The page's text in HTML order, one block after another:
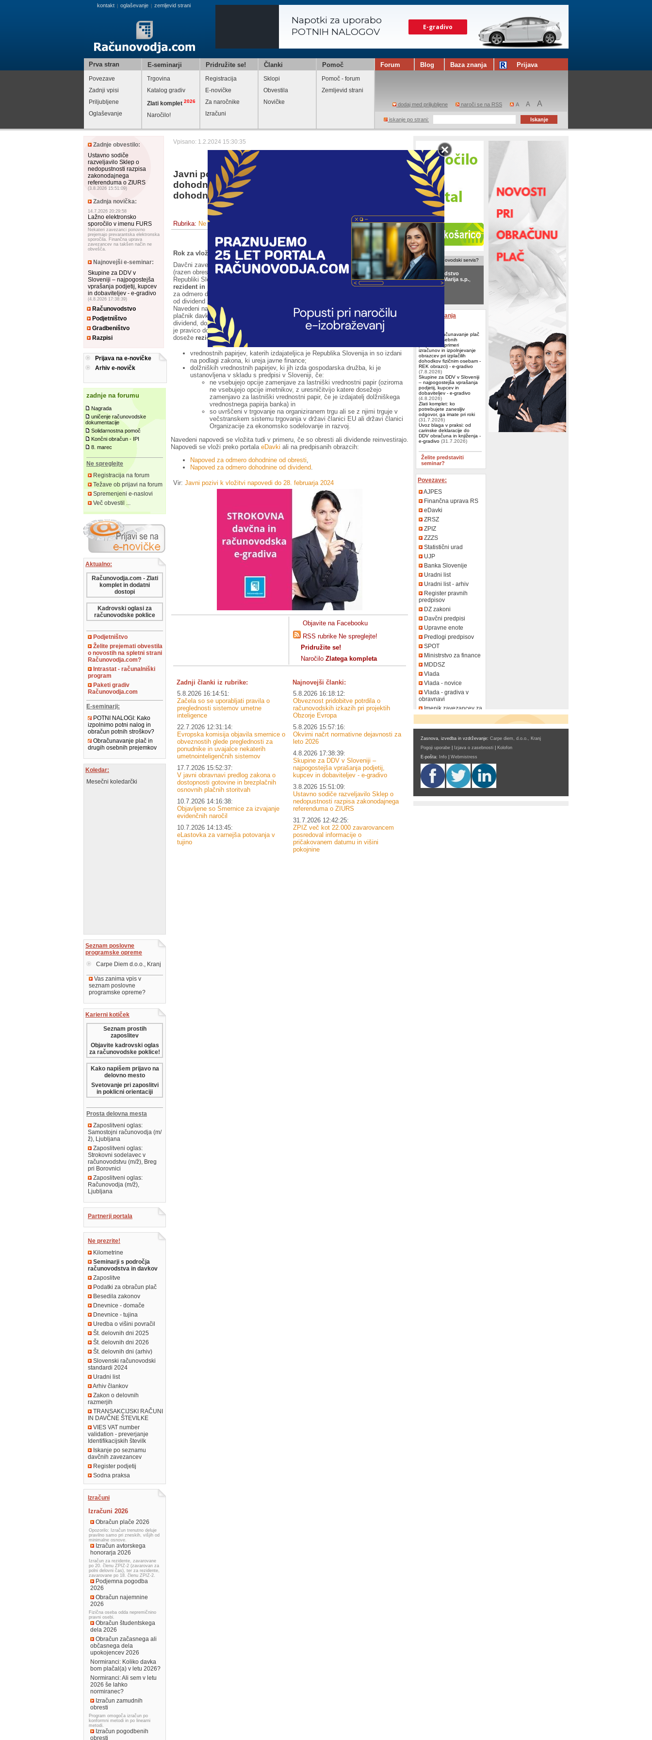
kontakt oglaševanje zemljevid strani
Prva stran E-seminarji Pridružite se! Članki Pomoč Forum Blog Baza znanja Prijava
Povezave
Zadnji vpisi
Priljubljene
Oglaševanje
Trgovina
Katalog gradiv
Zlati komplet 2026
Naročilo!
Registracija
E-novičke
Za naročnike
Izračuni
Sklopi
Obvestila
Novičke
Pomoč - forum
Zemljevid strani
dodaj med priljubljene naroči se na RSS A A A
iskanje po strani:
Zadnje obvestilo:
Ustavno sodiče
razveljavilo Sklep o
nedopustnosti razpisa
zakonodajnega
referenduma o ZIURS
(3.8.2026 15:51:09)
Zadnja novička:
14.7.2026 20:29:58
Lažno elektronsko
sporočilo v imenu FURS
Nekateri zavezanci ponovno
prejemajo prevarantska elektronska
sporočila. Finančna uprava
zavezancev na takšen način ne
obvešča.
Najnovejši e-seminar:
Skupine za DDV v
Sloveniji – najpogostejša
vprašanja podjetij, kupcev
in dobaviteljev - e-gradivo
(4.8.2026 17:38:39)
Računovodstvo
Podjetništvo
Gradbeništvo
Razpisi
Prijava na e-novičke
Arhiv e-novičk
zadnje na forumu
Nagrada
uničenje računovodske
dokumentacije
Solidarnostna pomoč
Končni obračun - IPI
8. marec
Ne spreglejte
Registracija na forum
Težave ob prijavi na forum
Spremenjeni e-naslovi
Več obvestil ...
Aktualno:
Računovodja.com - Zlati
komplet in dodatni
dostopi
Kadrovski oglasi za
računovodske poklice
Podjetništvo
Želite prejemati obvestila
o novostih na spletni strani
Računovodja.com?
Intrastat - računalniški
program
Paketi gradiv
Računovodja.com
E-seminarji:
POTNI NALOGI: Kako
izpolnimo potni nalog in
obračun potnih stroškov?
Obračunavanje plač in
drugih osebnih prejemkov
Koledar:
Mesečni koledarčki
Seznam poslovne
programske opreme
Carpe Diem d.o.o., Kranj
Vas zanima vpis v
seznam poslovne
programske opreme?
Karierni kotiček
Seznam prostih
zaposlitev
Objavite kadrovski oglas
za računovodske poklice!
Kako napišem prijavo na
delovno mesto
Svetovanje pri zaposlitvi
in poklicni orientaciji
Prosta delovna mesta
Zaposlitveni oglas:
Samostojni računovodja (m/
ž), Ljubljana
Zaposlitveni oglas:
Strokovni sodelavec v
računovodstvu (m/ž), Breg
pri Borovnici
Zaposlitveni oglas:
Računovodja (m/ž),
Ljubljana
Partnerji portala
Ne prezrite!
Kilometrine
Seminarji s področja
računovodstva in davkov
Zaposlitve
Podatki za obračun plač
Besedila zakonov
Dnevnice - domače
Dnevnice - tujina
Uredba o višini povračil
Št. delovnih dni 2025
Št. delovnih dni 2026
Št. delovnih dni (arhiv)
Slovenski računovodski
standardi 2024
Uradni list
Arhiv člankov
Zakon o delovnih
razmerjih
TRANSAKCIJSKI RAČUNI
IN DAVČNE ŠTEVILKE
VIES VAT number
validation - preverjanje
Identifikacijskih številk
Iskanje po seznamu
davčnih zavezancev
Register podjetij
Sodna praksa
Izračuni
Izračuni 2026
Obračun plače 2026
Opozorilo: Izračun trenutno deluje
pravilno samo pri zneskih, višjih od
minimalne osnove.
Izračun avtorskega
honorarja 2026
Izračun za rezidente, zavarovane
po 20. členu ZPIZ-2 (zavarovan za
polni delovni čas), ter za rezidente,
zavarovane po 18. členu ZPIZ-2.
Podjemna pogodba
2026
Obračun najemnine
2026
Fizična oseba odda nepremičnino
pravni osebi.
Obračun študentskega
dela 2026
Obračun začasnega ali
občasnega dela
upokojencev 2026
Normiranci: Koliko davka
bom plačal(a) v letu 2026?
Normiranci: Ali sem v letu
2026 še lahko
normiranec?
Izračun zamudnih
obresti
Program omogoča izračun po
konformni metodi in po linearni
metodi.
Izračun pogodbenih
obresti
Vpisano: 1.2.2024 15:30:35
Javni poziv k vložitvi napovedi za odmero
dohodnine od obresti in Napoved za odmero
dohodnine od dividend
Rubrika: Ne spreglejte Natisni
Rok za vložitev napovedi je 28. 2. 2024
Davčni zavezanec,rezident in nerezident, ki je v letu 2023 dosegel obresti
(razen obresti na denarne depozite pri bankah in hranilnicah, ustanovljenih v
Republiki Sloveniji in pri bankah drugih držav članic EU) in davčni zavezanec,
rezident in nerezident
, ki je v letu 2023 dosegel dividende, mora vložiti Napoved
za odmero dohodnine od obresti za leto 2023 oz. Napoved za odmero dohodnine
od dividend za leto 2023 najpozneje
Navedeni napovedi se vložita, kadar obresti oz. dividende izplača oseba, ki ni
plačnik davka, za obresti, dosežene z odstopom ali poplačilom prevzete terjatve,
dividend, doseženih z vračilom naknadnega vplačila družbeniku, ki ga ni vplačal in
je pravico do njegovega vračila pridobil s pridobitivijo deleža, in za obresti, ki jih
doseže rezidentod:
vrednostnih papirjev, katerih izdajateljica je Republika Slovenija in so izdani
na podlagi zakona, ki ureja javne finance;
dolžniških vrednostnih papirjev, ki jih izda gospodarska družba, ki je
ustanovljena v skladu s predpisi v Sloveniji, če:
ne vsebujejo opcije zamenjave za lastniški vrednostni papir (oziroma
ne vsebujejo opcije imetnikov, z uresničitvijo katere dosežejo
zamenjavo za lastniški vrednostni papir, če je izdajatelj dolžniškega
vrednostnega papirja banka) in
so uvrščeni v trgovanje na organiziranem trgu ali se z njimi trguje v
večstranskem sistemu trgovanja v državi članici EU ali državi članici
Organizacije za ekonomsko sodelovanje in razvoj.
Navedeni napovedi se vložita tudi v primeru, če so obresti ali dividende reinvestirajo.
Napovedi se vloži preko portala eDavki ali na predpisanih obrazcih:
Napoved za odmero dohodnine od obresti,
Napoved za odmero dohodnine od dividend.
Vir: Javni pozivi k vložitvi napovedi do 28. februarja 2024
Objavite na Facebooku
RSS rubrike Ne spreglejte!
Pridružite se!
Naročilo Zlatega kompleta
Zadnji članki iz rubrike:
5.8.2026 16:14:51:
Začela so se uporabljati pravila o
preglednosti sistemov umetne
inteligence
22.7.2026 12:31:14:
Evropska komisija objavila smernice o
obveznostih glede preglednosti za
ponudnike in uvajalce nekaterih
umetnointeligenčnih sistemov
17.7.2026 15:52:37:
V javni obravnavi predlog zakona o
dostopnosti gotovine in brezplačnih
osnovnih plačnih storitvah
10.7.2026 14:16:38:
Objavljene so Smernice za izvajanje
evidenčnih naročil
10.7.2026 14:13:45:
eLastovka za varnejša potovanja v
tujino
Najnovejši članki:
5.8.2026 16:18:12:
Obveznost pridobitve potrdila o
računovodskih izkazih pri projektih
Obzorje Evropa
5.8.2026 15:57:16:
Okvirni načrt normativne dejavnosti za
leto 2026
4.8.2026 17:38:39:
Skupine za DDV v Sloveniji –
najpogostejša vprašanja podjetij,
kupcev in dobaviteljev - e-gradivo
3.8.2026 15:51:09:
Ustavno sodiče razveljavilo Sklep o
nedopustnosti razpisa zakonodajnega
referenduma o ZIURS
31.7.2026 12:42:25:
ZPIZ več kot 22.000 zavarovancem
posredoval informacije o
pričakovanem datumu in višini
pokojnine
Iščete računovodski servis?
Računovodstvo
Vezenšek Marija s.p.
Domžale
Izobraževanja
Plače: Obračunavanje plač
in drugih osebnih
prejemkov (primeri
izračunov in izpolnjevanje
obrazcev pri izplačilih
dohodkov fizičnim osebam -
REK obrazci) - e-gradivo
(7.8.2026)
Skupine za DDV v Sloveniji
– najpogostejša vprašanja
podjetij, kupcev in
dobaviteljev - e-gradivo
(4.8.2026)
Zlati komplet: ko
potrebujete zanesljiv
odgovor, ga imate pri roki
(31.7.2026)
Uvoz blaga v praksi: od
carinske deklaracije do
DDV obračuna in knjiženja -
e-gradivo (31.7.2026)
Želite predstaviti
seminar?
Povezave:
AJPES
Finančna uprava RS
eDavki
ZRSZ
ZPIZ
ZZZS
Statistični urad
UJP
Banka Slovenije
Uradni list
Uradni list - arhiv
Register pravnih
predpisov
DZ zakoni
Davčni predpisi
Upravne enote
Predlogi predpisov
SPOT
Ministrstvo za finance
MDDSZ
Vlada
Vlada - novice
Vlada - gradiva v
obravnavi
Imenik zavezancev za
DDV
Zasnova, izvedba in vzdrževanje: Carpe diem, d.o.o., Kranj
Pogoji uporabe
Izjava o zasebnosti
Kolofon
E-pošta:
Info Webmistress